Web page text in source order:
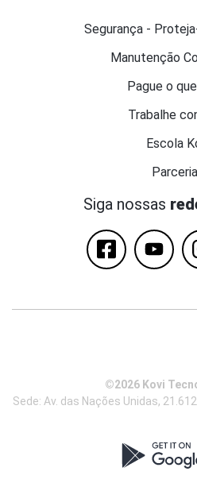
Segurança -
Manutenção
Pague o
Trabalhe
Escola
Siga nossas
©2026 Kovi
Sede: Av. das Nações Unidas,